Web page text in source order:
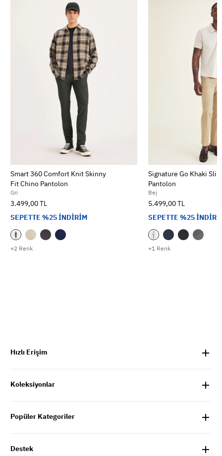
+2 Renk
Smart 360 Comfort Knit Skinny
Fit Chino Pantolon
Gri
3.499,00 TL
SEPETTE %25 İNDİRİM
+1 Renk
Signature Go Khaki
Pantolon
Bej
5.499,00 TL
SEPETTE %25
Hızlı Erişim
Koleksiyonlar
Popüler Kategoriler
Destek